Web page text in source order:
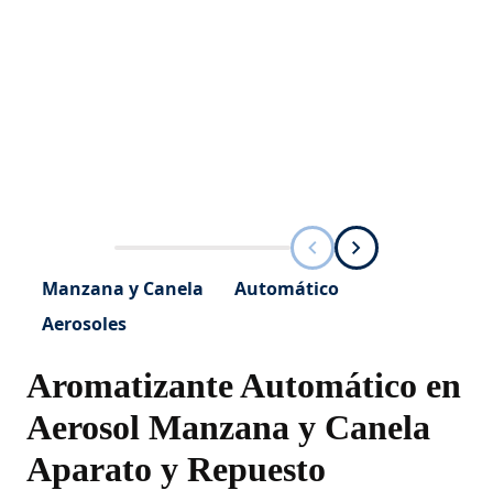
Manzana y Canela
Automático
Aerosoles
Aromatizante Automático en
Aerosol Manzana y Canela
Aparato y Repuesto